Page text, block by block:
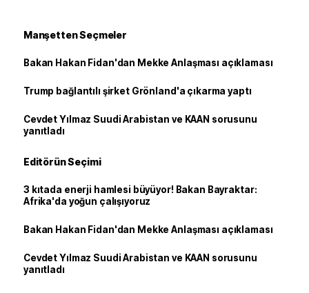
Manşetten Seçmeler
Bakan Hakan Fidan'dan Mekke Anlaşması açıklaması
Trump bağlantılı şirket Grönland'a çıkarma yaptı
Cevdet Yılmaz Suudi Arabistan ve KAAN sorusunu
yanıtladı
Editörün Seçimi
3 kıtada enerji hamlesi büyüyor! Bakan Bayraktar:
Afrika'da yoğun çalışıyoruz
Bakan Hakan Fidan'dan Mekke Anlaşması açıklaması
Cevdet Yılmaz Suudi Arabistan ve KAAN sorusunu
yanıtladı